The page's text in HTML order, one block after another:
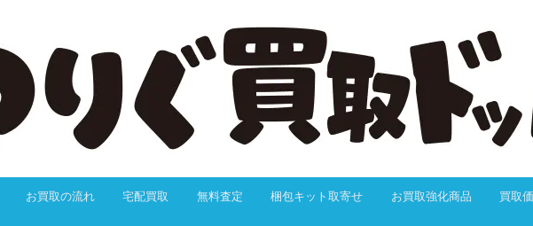
買取ならつりぐ買取ドットJP
査定、梱包キットの無料サービス、送料無料、大歓迎でお買取します。迅速なお振込で万が一
も無料！有人サポートも充実しています。だから安心、カンタンでスムーズです。
ンコンテンツへ移動
お買取の流れ 宅配買取 無料査定 梱包キット取寄せ お買取強化商品 買取